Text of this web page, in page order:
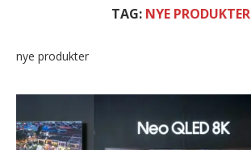
TAG: NYE PRODUKTER
nye produkter